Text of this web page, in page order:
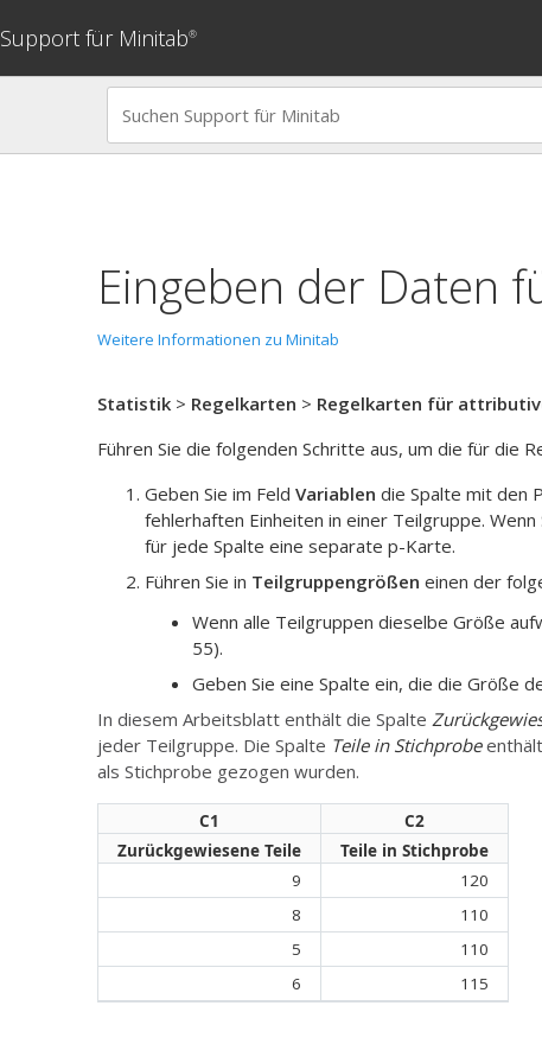
Support für Minitab®
Eingeben der Daten
Weitere Informationen zu Minitab
Statistik > Regelkarten > Regelkarten für
Führen Sie die folgenden Schritte aus, um die für die
Geben Sie im Feld Variablen die Spalte mit den
fehlerhaften Einheiten in einer Teilgruppe.
für jede Spalte eine separate p-Karte.
Führen Sie in Teilgruppengrößen einen der
Wenn alle Teilgruppen dieselbe Größe
55).
Geben Sie eine Spalte ein, die die Größe
In diesem Arbeitsblatt enthält die Spalte
jeder Teilgruppe. Die Spalte Teile in Stichprobe
als Stichprobe gezogen wurden.
C1
C2
Zurückgewiesene Teile
Teile in Stichprobe
9
120
8
110
5
110
6
115